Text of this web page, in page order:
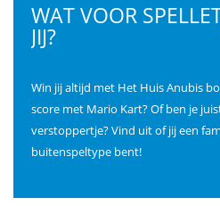
WAT VOOR
JIJ?
Win jij altijd met Het Huis Anubis
score met Mario Kart? Of ben je
verstoppertje? Vind uit of jij een
buitenspeltype bent!